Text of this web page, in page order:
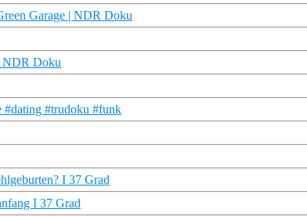
Garage | NDR Doku
NDR Doku
#dating #trudoku #funk
I 37 Grad
I 37 Grad